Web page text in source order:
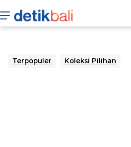
Home Berita
Terpopuler Koleksi Pilihan